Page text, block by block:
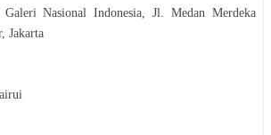
Nasional Indonesia, Jl. Medan Merdeka
Jakarta